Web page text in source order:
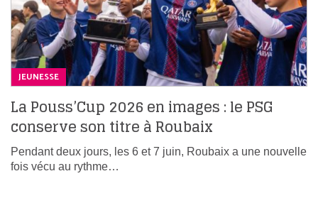
JEUNESSE
La Pouss’Cup 2026 en images : le PSG
conserve son titre à Roubaix
Pendant deux jours, les 6 et 7 juin, Roubaix a une nouvelle
fois vécu au rythme…